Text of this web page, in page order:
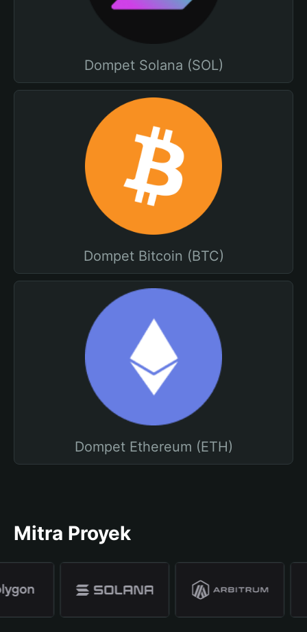
Dompet Solana (SOL)
Dompet Bitcoin (BTC)
Dompet Ethereum (ETH)
Mitra Proyek